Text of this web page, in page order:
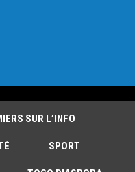
SUR L’INFO
SPORT